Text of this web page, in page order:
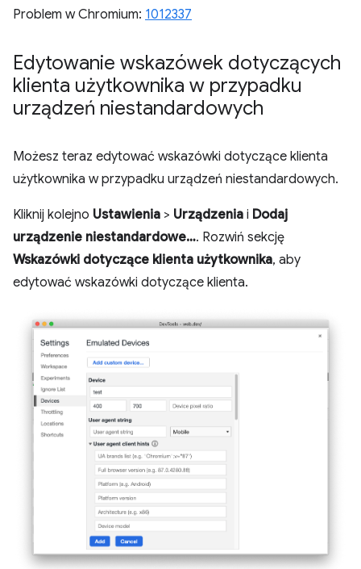
Problem w Chromium: 1012337
Edytowanie wskazówek dotyczących
klienta użytkownika w przypadku
urządzeń niestandardowych
Możesz teraz edytować wskazówki dotyczące klienta
użytkownika w przypadku urządzeń niestandardowych.
Kliknij kolejno Ustawienia > Urządzenia i Dodaj
urządzenie niestandardowe…. Rozwiń sekcję
Wskazówki dotyczące klienta użytkownika, aby
edytować wskazówki dotyczące klienta.